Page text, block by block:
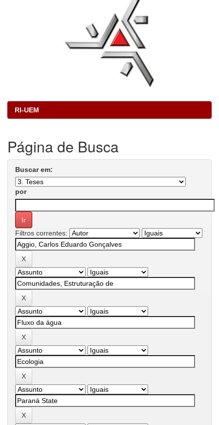
RI-UEM
Página de Busca
Buscar em:
por
Filtros correntes: